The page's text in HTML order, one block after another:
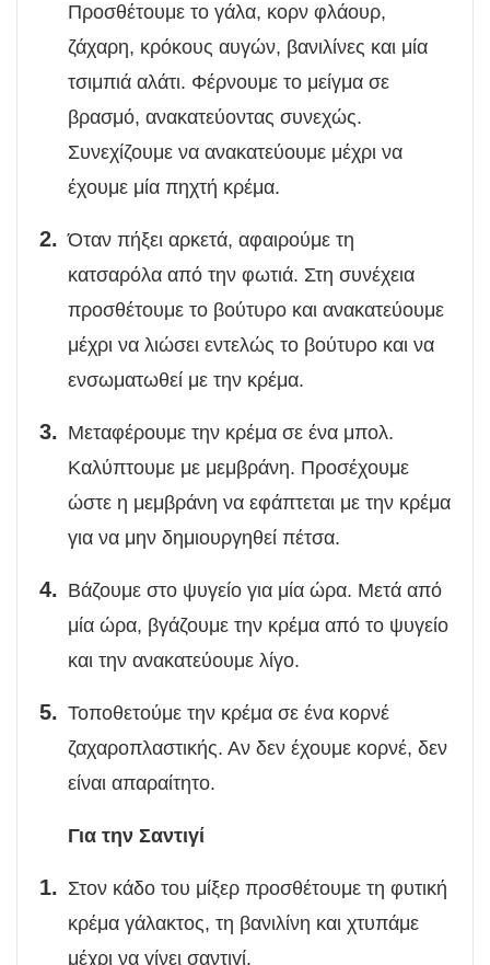
Προσθέτουμε το γάλα, κορν φλάουρ,
ζάχαρη, κρόκους αυγών, βανιλίνες και μία
τσιμπιά αλάτι. Φέρνουμε το μείγμα σε
βρασμό, ανακατεύοντας συνεχώς.
Συνεχίζουμε να ανακατεύουμε μέχρι να
έχουμε μία πηχτή κρέμα.
Όταν πήξει αρκετά, αφαιρούμε τη
κατσαρόλα από την φωτιά. Στη συνέχεια
προσθέτουμε το βούτυρο και ανακατεύουμε
μέχρι να λιώσει εντελώς το βούτυρο και να
ενσωματωθεί με την κρέμα.
Μεταφέρουμε την κρέμα σε ένα μπολ.
Καλύπτουμε με μεμβράνη. Προσέχουμε
ώστε η μεμβράνη να εφάπτεται με την κρέμα
για να μην δημιουργηθεί πέτσα.
Βάζουμε στο ψυγείο για μία ώρα. Μετά από
μία ώρα, βγάζουμε την κρέμα από το ψυγείο
και την ανακατεύουμε λίγο.
Τοποθετούμε την κρέμα σε ένα κορνέ
ζαχαροπλαστικής. Αν δεν έχουμε κορνέ, δεν
είναι απαραίτητο.
Για την Σαντιγί
Στον κάδο του μίξερ προσθέτουμε τη φυτική
κρέμα γάλακτος, τη βανιλίνη και χτυπάμε
μέχρι να γίνει σαντιγί.